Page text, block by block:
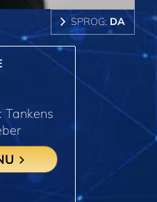
SPROG: DA
Tankens